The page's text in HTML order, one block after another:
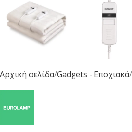
Αρχική σελίδα Gadgets - Εποχιακά